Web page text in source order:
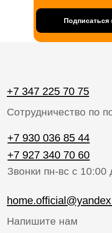
Подписаться